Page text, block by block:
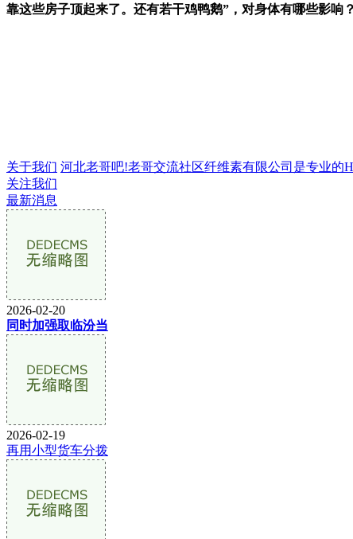
靠这些房子顶起来了。还有若干鸡鸭鹅”，对身体有哪些影响
关于我们 河北老哥吧!老哥交流社区纤维素有限公司是专业的
关注我们
最新消息
2026-02-20
同时加强取临汾当
2026-02-19
再用小型货车分拨